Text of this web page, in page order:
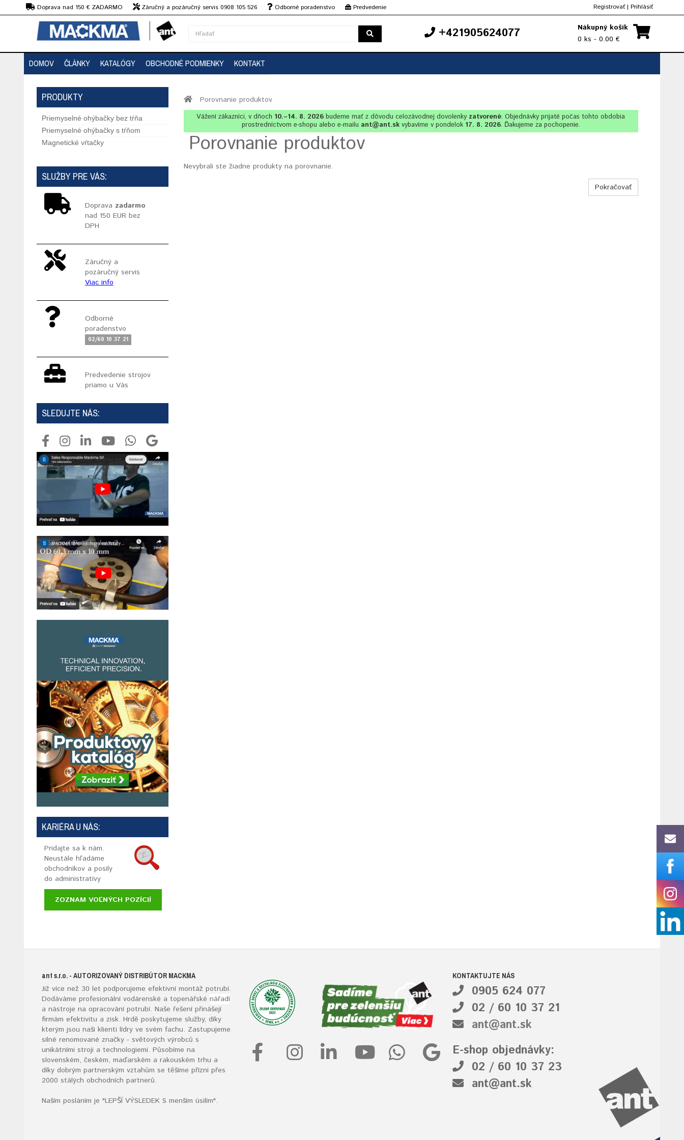
Doprava nad 150 € ZADARMO Záručný a pozáručný servis 0908 105 526 Odborné poradenstvo
Predvedenie
strojov
Registrovať | Prihlásiť
+421905624077
Nákupný košík
0 ks - 0.00 €
DOMOV ČLÁNKY KATALÓGY OBCHODNÉ PODMIENKY KONTAKT
PRODUKTY
Priemyselné ohýbačky bez tŕňa
Priemyselné ohýbačky s tŕňom
Magnetické vŕtačky
SLUŽBY PRE VÁS:
Doprava zadarmo
nad 150 EUR bez
DPH
Záručný a
pozáručný servis
Viac info
Odborné
poradenstvo
02/60 10 37 21
Predvedenie strojov
priamo u Vás
SLEDUJTE NÁS:
KARIÉRA U NÁS:
Pridajte sa k nám.
Neustále hľadáme
obchodníkov a posily
do administratívy
ZOZNAM VOĽNÝCH POZÍCIÍ
Porovnanie produktov
Vážení zákazníci, v dňoch 10.–14. 8. 2026 budeme mať z dôvodu celozávodnej dovolenky zatvorené. Objednávky prijaté počas tohto obdobia
prostredníctvom e-shopu alebo e-mailu ant@ant.skvybavíme v pondelok 17. 8. 2026. Ďakujeme za pochopenie.
Porovnanie produktov
Nevybrali ste žiadne produkty na porovnanie.
Pokračovať
ant s.r.o. - AUTORIZOVANÝ DISTRIBÚTOR MACKMA
Již více než 30 let podporujeme efektivní montáž potrubí.
Dodáváme profesionální vodárenské a topenářské nářadí
a nástroje na opracování potrubí. Naše řešení přinášejí
firmám efektivitu a zisk. Hrdě poskytujeme služby, díky
kterým jsou naši klienti lídry ve svém fachu. Zastupujeme
silné renomované značky - světových výrobců s
unikátními stroji a technologiemi. Působíme na
slovenském, českém, maďarském a rakouském trhu a
díky dobrým partnerským vztahům se těšíme přízni přes
2000 stálých obchodních partnerů.
Naším posláním je "LEPŠÍ VÝSLEDEK S menším úsilím".
KONTAKTUJTE NÁS
0905 624 077
02 / 60 10 37 21
ant@ant.sk
E-shop objednávky:
02 / 60 10 37 23
ant@ant.sk